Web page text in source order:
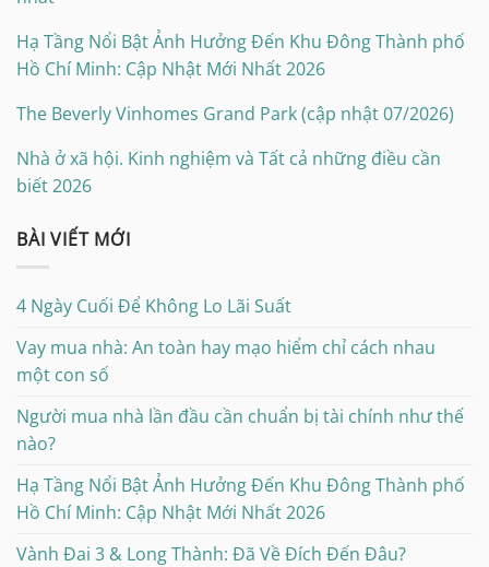
Hạ Tầng Nổi Bật Ảnh Hưởng Đến Khu Đông Thành phố
Hồ Chí Minh: Cập Nhật Mới Nhất 2026
The Beverly Vinhomes Grand Park (cập nhật 07/2026)
Nhà ở xã hội. Kinh nghiệm và Tất cả những điều cần
biết 2026
BÀI VIẾT MỚI
4 Ngày Cuối Để Không Lo Lãi Suất
Vay mua nhà: An toàn hay mạo hiểm chỉ cách nhau
một con số
Người mua nhà lần đầu cần chuẩn bị tài chính như thế
nào?
Hạ Tầng Nổi Bật Ảnh Hưởng Đến Khu Đông Thành phố
Hồ Chí Minh: Cập Nhật Mới Nhất 2026
Vành Đai 3 & Long Thành: Đã Về Đích Đến Đâu?